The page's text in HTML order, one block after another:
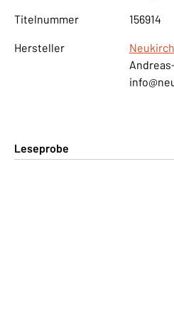
Titelnummer 156914
Hersteller
Leseprobe